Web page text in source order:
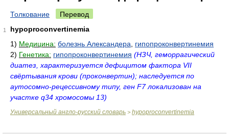
Толкование Перевод
1
hypoproconvertinemia
1) Медицина: болезнь Александера
гипопроконвертинемия
2) Генетика: гипопроконвертинемия (НЗЧ, геморрагический
диатез, характеризуется дефицитом фактора VII
свёртывания крови (проконвертин); наследуется по
аутосомно-рецессивному типу, ген F7 локализован на
участке q34 хромосомы 13)
Универсальный англо-русский словарь > hypoproconvertinemia